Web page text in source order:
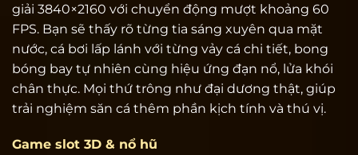
giải 3840×2160 với chuyển động mượt khoảng 60
FPS. Bạn sẽ thấy rõ từng tia sáng xuyên qua mặt
nước, cá bơi lấp lánh với từng vảy cá chi tiết, bong
bóng bay tự nhiên cùng hiệu ứng đạn nổ, lửa khói
chân thực. Mọi thứ trông như đại dương thật, giúp
trải nghiệm săn cá thêm phần kịch tính và thú vị.
Game slot 3D & nổ hũ